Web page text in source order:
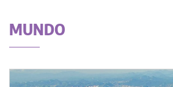
MUNDO